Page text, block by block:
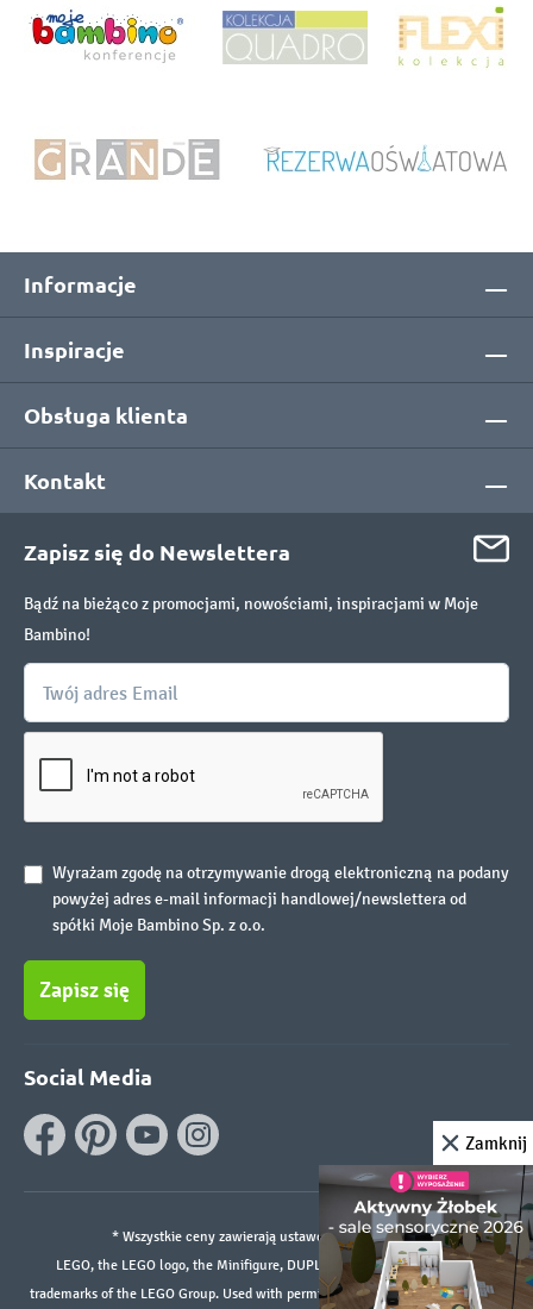
Informacje
Inspiracje
Obsługa klienta
Kontakt
Zapisz się do Newslettera
Bądź na bieżąco z promocjami, nowościami, inspiracjami w Moje
Bambino!
Wyrażam zgodę na otrzymywanie drogą elektroniczną na podany
powyżej adres e-mail informacji handlowej/newslettera od
spółki Moje Bambino Sp. z o.o.
Zapisz się
Social Media
* Wszystkie ceny zawierają ustawowy podatek VAT.
LEGO, the LEGO logo, the Minifigure, DUPLO, and the SPIKE logo are
trademarks of the LEGO Group. Used with permission. ©2026 The LEGO Group
Zamknij